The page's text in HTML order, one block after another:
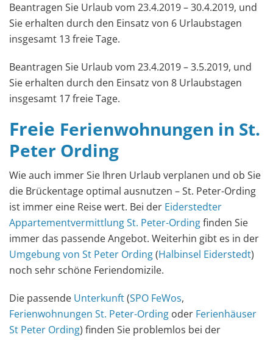
Beantragen Sie Urlaub vom 23.4.2019 – 30.4.2019, und
Sie erhalten durch den Einsatz von 6 Urlaubstagen
insgesamt 13 freie Tage.
Beantragen Sie Urlaub vom 23.4.2019 – 3.5.2019, und
Sie erhalten durch den Einsatz von 8 Urlaubstagen
insgesamt 17 freie Tage.
Freie Ferienwohnungen in St.
Peter Ording
Wie auch immer Sie Ihren Urlaub verplanen und ob Sie
die Brückentage optimal ausnutzen – St. Peter-Ording
ist immer eine Reise wert. Bei der Eiderstedter
Appartementvermittlung St. Peter-Ordingfinden Sie
immer das passende Angebot. Weiterhin gibt es in der
Umgebung von St Peter Ording(Halbinsel Eiderstedt)
noch sehr schöne Feriendomizile.
Die passende Unterkunft(SPO FeWos,
Ferienwohnungen St. Peter-Ording oder Ferienhäuser
St Peter Ording) finden Sie problemlos bei der